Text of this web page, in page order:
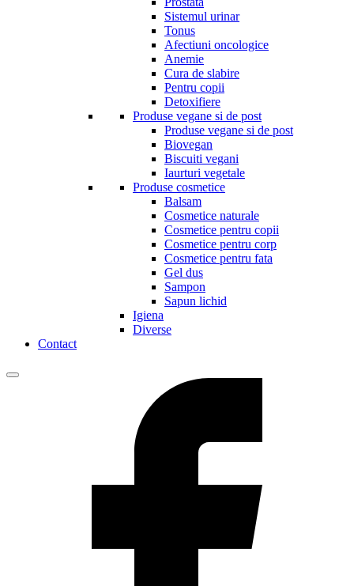
Sistemul urinar
Tonus
Afectiuni oncologice
Anemie
Cura de slabire
Pentru copii
Detoxifiere
Produse vegane si de post
Produse vegane si de post
Biovegan
Biscuiti vegani
Iaurturi vegetale
Produse cosmetice
Balsam
Cosmetice naturale
Cosmetice pentru copii
Cosmetice pentru corp
Cosmetice pentru fata
Gel dus
Sampon
Sapun lichid
Igiena
Diverse
Contact